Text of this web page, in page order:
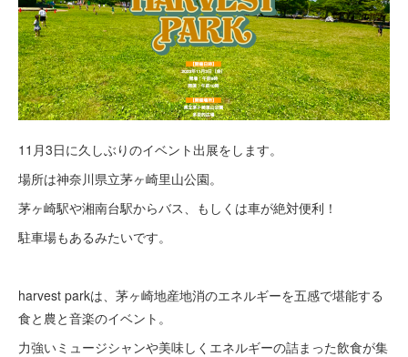
11月3日に久しぶりのイベント出展をします。
場所は神奈川県立茅ヶ崎里山公園。
茅ヶ崎駅や湘南台駅からバス、もしくは車が絶対便利！
駐車場もあるみたいです。
harvest parkは、茅ヶ崎地産地消のエネルギーを五感で堪能する
食と農と音楽のイベント。
力強いミュージシャンや美味しくエネルギーの詰まった飲食が集